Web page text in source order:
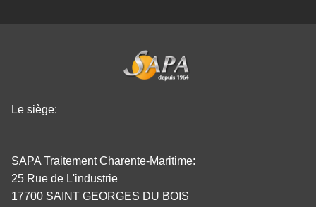
Le siège:
SAPA Traitement Charente-Maritime:
25 Rue de L'industrie
17700 SAINT GEORGES DU BOIS